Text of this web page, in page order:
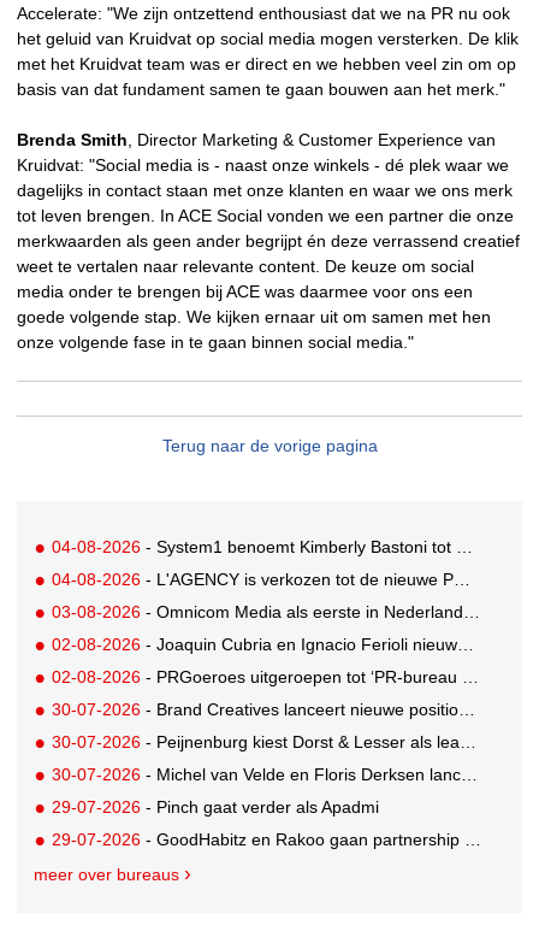
Accelerate: "We zijn ontzettend enthousiast dat we na PR nu ook
het geluid van Kruidvat op social media mogen versterken. De klik
met het Kruidvat team was er direct en we hebben veel zin om op
basis van dat fundament samen te gaan bouwen aan het merk."
Brenda Smith , Director Marketing & Customer Experience van
Kruidvat: "Social media is - naast onze winkels - dé plek waar we
dagelijks in contact staan met onze klanten en waar we ons merk
tot leven brengen. In ACE Social vonden we een partner die onze
merkwaarden als geen ander begrijpt én deze verrassend creatief
weet te vertalen naar relevante content. De keuze om social
media onder te brengen bij ACE was daarmee voor ons een
goede volgende stap. We kijken ernaar uit om samen met hen
onze volgende fase in te gaan binnen social media."
Terug naar de vorige pagina
04-08-2026 - System1 benoemt Kimberly Bastoni tot Gobal Chief Commercial Officer
04-08-2026 - L'AGENCY is verkozen tot de nieuwe PR-partner van KoRo
03-08-2026 - Omnicom Media als eerste in Nederland actief met advertenties in ChatGPT
02-08-2026 - Joaquin Cubria en Ignacio Ferioli nieuwe Global CCO’s GUT, Renata Neumann Global Head of Production
02-08-2026 - PRGoeroes uitgeroepen tot ‘PR-bureau van het jaar 2026’
30-07-2026 - Brand Creatives lanceert nieuwe positionering: Create to Celebrate
30-07-2026 - Peijnenburg kiest Dorst & Lesser als lead social agency
30-07-2026 - Michel van Velde en Floris Derksen lanceren I.C.Y. group: drie specialistische bureaus, één visie op groei
29-07-2026 - Pinch gaat verder als Apadmi
29-07-2026 - GoodHabitz en Rakoo gaan partnership aan voor geïntegreerde talentontwikkeling
meer over bureaus